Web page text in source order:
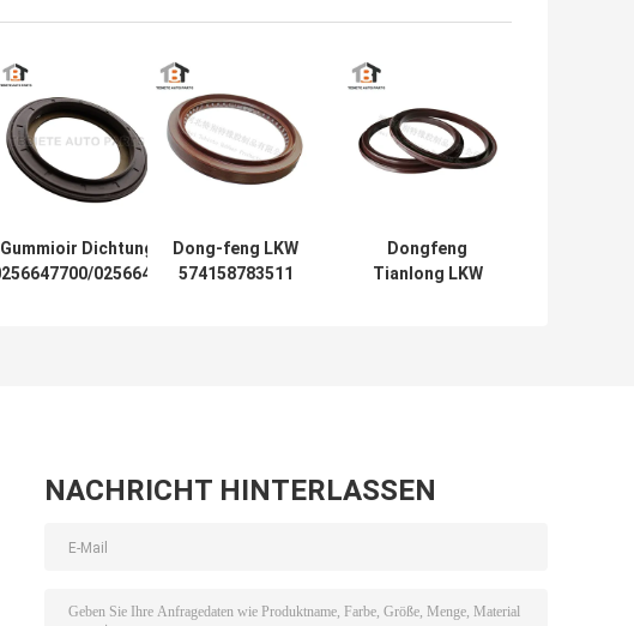
Gummioir Dichtung
0256646800
Dong-feng LKW
574158783511
Dongfeng
Tianlong LKW
NACHRICHT HINTERLASSEN